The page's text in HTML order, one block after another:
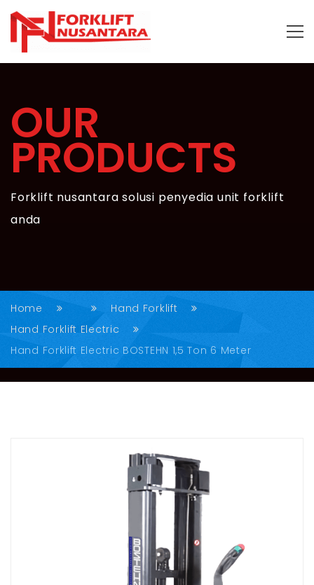
OUR
PRODUCTS
Forklift nusantara solusi penyedia unit forklift
anda
Home
Hand Forklift
Hand Forklift Electric
Hand Forklift Electric BOSTEHN 1,5 Ton 6 Meter